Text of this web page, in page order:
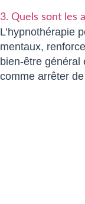
3. Quels sont les
L’hypnothérapie
mentaux,
bien-être général
comme arrêter